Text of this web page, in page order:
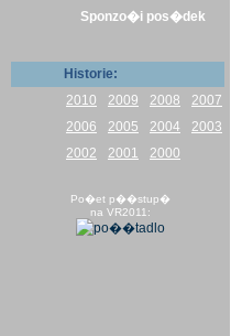
Sponzo�i pos�dek
Historie:
2010
2009 2008
2007
2006
2005 2004
2003
2002
2001 2000
Po�et p��stup�
na VR2011: